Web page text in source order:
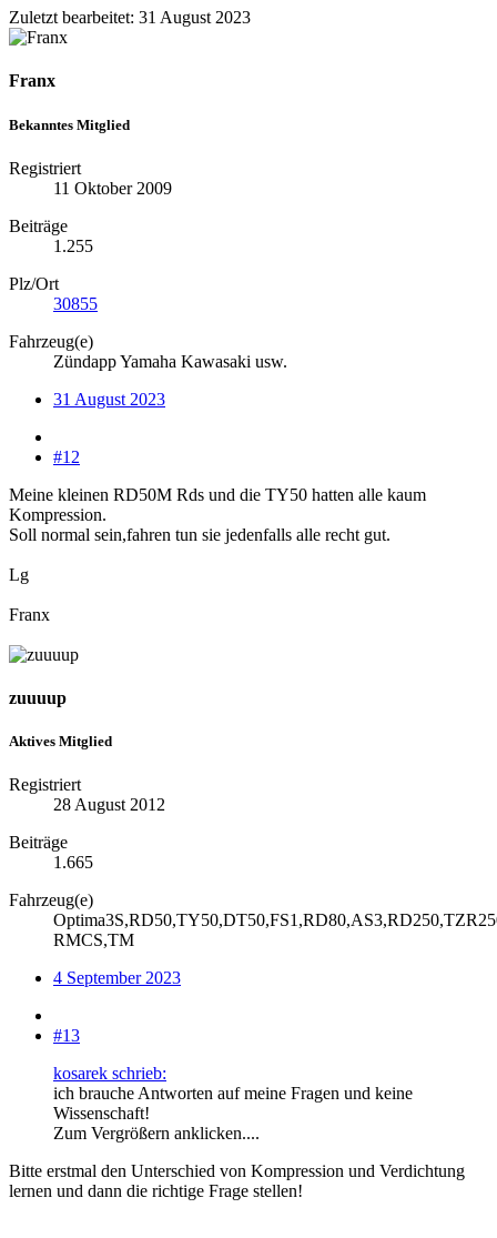
Zuletzt bearbeitet: 31 August 2023
Franx
Bekanntes Mitglied
Registriert
11 Oktober 2009
Beiträge
1.255
Plz/Ort
30855
Fahrzeug(e)
Zündapp Yamaha Kawasaki usw.
31 August 2023
#12
Meine kleinen RD50M Rds und die TY50 hatten alle kaum
Kompression.
Soll normal sein,fahren tun sie jedenfalls alle recht gut.
Lg
Franx
zuuuup
Aktives Mitglied
Registriert
28 August 2012
Beiträge
1.665
Fahrzeug(e)
RMCS,TM
4 September 2023
#13
kosarek schrieb:
ich brauche Antworten auf meine Fragen und keine
Wissenschaft!
Zum Vergrößern anklicken....
Bitte erstmal den Unterschied von Kompression und Verdichtung
lernen und dann die richtige Frage stellen!